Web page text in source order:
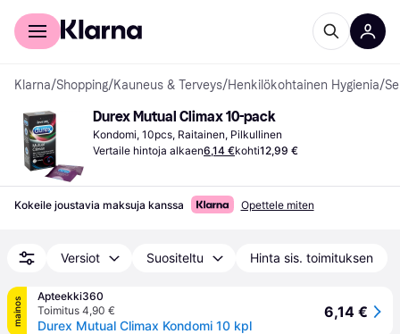
Kuluttajille
Klarna/Shopping/Kauneus & Terveys/Henkilökohtainen Hygienia/
Durex Mutual Climax 10-pack
Kondomi, 10pcs, Raitainen, Pilkullinen
Vertaile hintoja alkaen6,14 €kohti12,99 €
Kokeile joustavia maksuja kanssa Opettele miten
Versiot Suositeltu Hinta sis. toimituksen
mainos
Apteekki360
Toimitus 4,90 €
Durex Mutual Climax Kondomi 10 kpl
6,14 €